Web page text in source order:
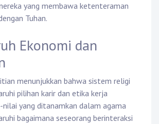
yang membawa ketenteraman
Tuhan.
Ekonomi dan
menunjukkan bahwa sistem religi
pilihan karir dan etika kerja
nilai yang ditanamkan dalam agama
bagaimana seseorang berinteraksi